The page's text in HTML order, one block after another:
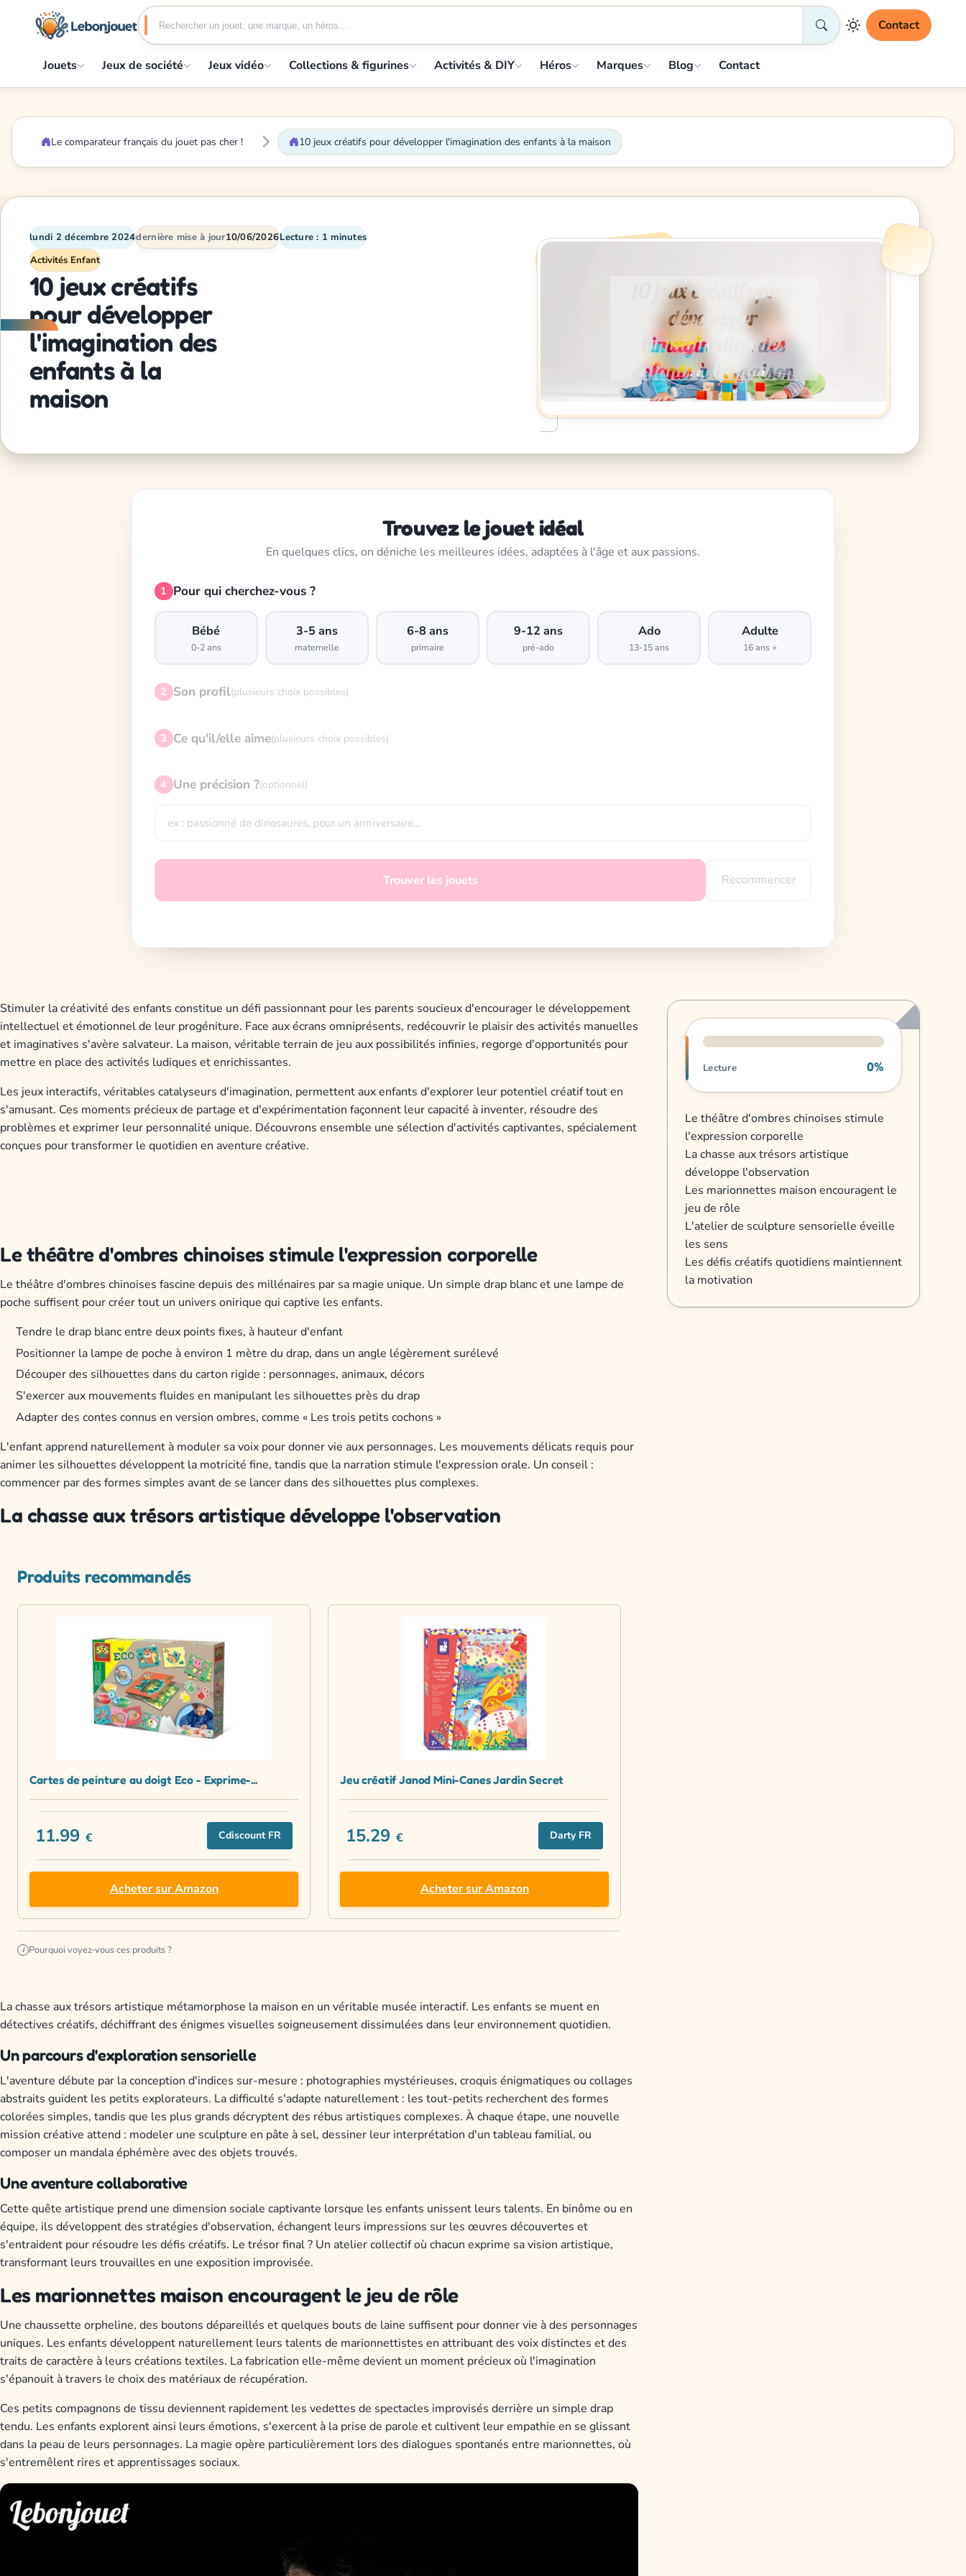
Contact
Jouets Jeux de société Jeux vidéo Collections & figurines Activités & DIY Héros Marques Blog Contact
Le comparateur français du jouet pas cher ! 10 jeux créatifs pour développer l'imagination des enfants à la maison
lundi 2 décembre 2024dernière mise à jour10/06/2026Lecture : 1 minutes
Activités Enfant
10 jeux créatifs
pour développer
l'imagination des
enfants à la
maison
Trouvez le jouet idéal
En quelques clics, on déniche les meilleures idées, adaptées à l'âge et aux passions.
1 Pour qui cherchez-vous ?
Bébé
0-2 ans
3-5 ans
maternelle
6-8 ans
primaire
9-12 ans
pré-ado
Ado
13-15 ans
Adulte
16 ans +
2 Son profil(plusieurs choix possibles)
3 Ce qu'il/elle aime(plusieurs choix possibles)
4 Une précision ?(optionnel)
Trouver les jouets Recommencer
Stimuler la créativité des enfants constitue un défi passionnant pour les parents soucieux d'encourager le développement
intellectuel et émotionnel de leur progéniture. Face aux écrans omniprésents, redécouvrir le plaisir des activités manuelles
et imaginatives s'avère salvateur. La maison, véritable terrain de jeu aux possibilités infinies, regorge d'opportunités pour
mettre en place des activités ludiques et enrichissantes.
Les jeux interactifs, véritables catalyseurs d'imagination, permettent aux enfants d'explorer leur potentiel créatif tout en
s'amusant. Ces moments précieux de partage et d'expérimentation façonnent leur capacité à inventer, résoudre des
problèmes et exprimer leur personnalité unique. Découvrons ensemble une sélection d'activités captivantes, spécialement
conçues pour transformer le quotidien en aventure créative.
Le théâtre d'ombres chinoises stimule l'expression corporelle
Le théâtre d'ombres chinoises fascine depuis des millénaires par sa magie unique. Un simple drap blanc et une lampe de
poche suffisent pour créer tout un univers onirique qui captive les enfants.
Tendre le drap blanc entre deux points fixes, à hauteur d'enfant
Positionner la lampe de poche à environ 1 mètre du drap, dans un angle légèrement surélevé
Découper des silhouettes dans du carton rigide : personnages, animaux, décors
S'exercer aux mouvements fluides en manipulant les silhouettes près du drap
Adapter des contes connus en version ombres, comme « Les trois petits cochons »
L'enfant apprend naturellement à moduler sa voix pour donner vie aux personnages. Les mouvements délicats requis pour
animer les silhouettes développent la motricité fine, tandis que la narration stimule l'expression orale. Un conseil :
commencer par des formes simples avant de se lancer dans des silhouettes plus complexes.
La chasse aux trésors artistique développe l'observation
Produits recommandés
Cartes de peinture au doigt Eco - Exprime-...
11.99 € Cdiscount FR
Acheter sur Amazon
Jeu créatif Janod Mini-Canes Jardin Secret
15.29 € Darty FR
Acheter sur Amazon
i Pourquoi voyez-vous ces produits ?
La chasse aux trésors artistique métamorphose la maison en un véritable musée interactif. Les enfants se muent en
détectives créatifs, déchiffrant des énigmes visuelles soigneusement dissimulées dans leur environnement quotidien.
Un parcours d'exploration sensorielle
L'aventure débute par la conception d'indices sur-mesure : photographies mystérieuses, croquis énigmatiques ou collages
abstraits guident les petits explorateurs. La difficulté s'adapte naturellement : les tout-petits recherchent des formes
colorées simples, tandis que les plus grands décryptent des rébus artistiques complexes. À chaque étape, une nouvelle
mission créative attend : modeler une sculpture en pâte à sel, dessiner leur interprétation d'un tableau familial, ou
composer un mandala éphémère avec des objets trouvés.
Une aventure collaborative
Cette quête artistique prend une dimension sociale captivante lorsque les enfants unissent leurs talents. En binôme ou en
équipe, ils développent des stratégies d'observation, échangent leurs impressions sur les œuvres découvertes et
s'entraident pour résoudre les défis créatifs. Le trésor final ? Un atelier collectif où chacun exprime sa vision artistique,
transformant leurs trouvailles en une exposition improvisée.
Les marionnettes maison encouragent le jeu de rôle
Une chaussette orpheline, des boutons dépareillés et quelques bouts de laine suffisent pour donner vie à des personnages
uniques. Les enfants développent naturellement leurs talents de marionnettistes en attribuant des voix distinctes et des
traits de caractère à leurs créations textiles. La fabrication elle-même devient un moment précieux où l'imagination
s'épanouit à travers le choix des matériaux de récupération.
Ces petits compagnons de tissu deviennent rapidement les vedettes de spectacles improvisés derrière un simple drap
tendu. Les enfants explorent ainsi leurs émotions, s'exercent à la prise de parole et cultivent leur empathie en se glissant
dans la peau de leurs personnages. La magie opère particulièrement lors des dialogues spontanés entre marionnettes, où
s'entremêlent rires et apprentissages sociaux.
Progression de lecture
Lecture 0%
Le théâtre d'ombres chinoises stimule
l'expression corporelle
La chasse aux trésors artistique
développe l'observation
Les marionnettes maison encouragent le
jeu de rôle
L'atelier de sculpture sensorielle éveille
les sens
Les défis créatifs quotidiens maintiennent
la motivation